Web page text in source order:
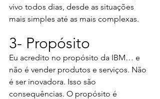
vivo todos dias, desde as situações
mais simples até as mais complexas.
3- Propósito
Eu acredito no propósito da IBM… e
não é vender produtos e serviços. Não
é ser inovadora. Isso são
consequências. O propósito é